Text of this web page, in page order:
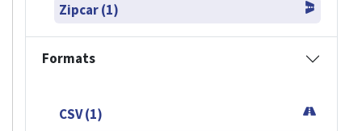
Zipcar (1)
Formats
CSV (1)